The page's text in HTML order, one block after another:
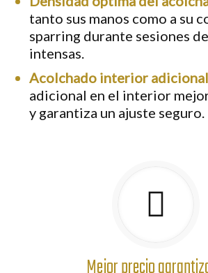
tanto sus manos como a su
sparring durante sesiones
intensas.
Acolchado interior
adicional en el interior
y garantiza un ajuste seguro.